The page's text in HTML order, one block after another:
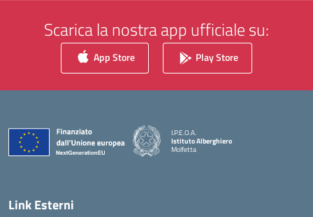
Scarica la nostra app ufficiale su:
App Store Play Store
I.P.E.O.A.
Istituto Alberghiero
Molfetta
Link Esterni